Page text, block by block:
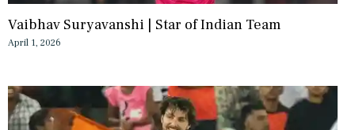
Vaibhav Suryavanshi | Star of Indian Team
April 1, 2026